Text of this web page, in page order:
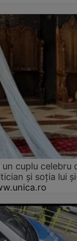
cuplu celebru
și soția lui